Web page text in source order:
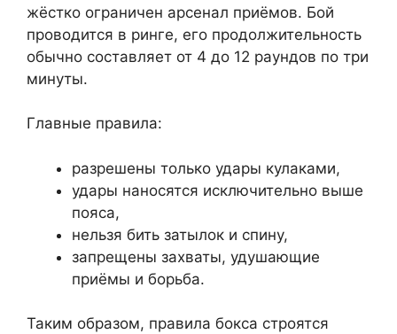
жёстко ограничен арсенал приёмов. Бой
проводится в ринге, его продолжительность
обычно составляет от 4 до 12 раундов по три
минуты.
Главные правила:
разрешены только удары кулаками,
удары наносятся исключительно выше
пояса,
нельзя бить затылок и спину,
запрещены захваты, удушающие
приёмы и борьба.
Таким образом, правила бокса строятся